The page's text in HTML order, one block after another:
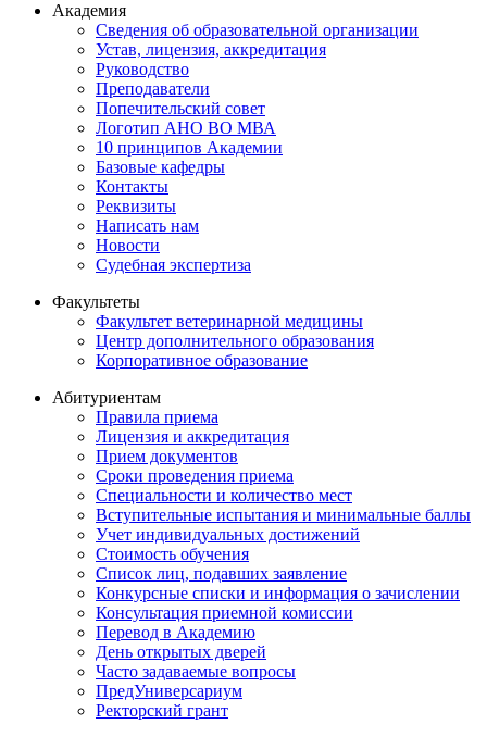
Академия
Сведения об образовательной организации
Устав, лицензия, аккредитация
Руководство
Преподаватели
Попечительский совет
Логотип АНО ВО МВА
10 принципов Академии
Базовые кафедры
Контакты
Реквизиты
Написать нам
Новости
Судебная экспертиза
Факультеты
Факультет ветеринарной медицины
Центр дополнительного образования
Корпоративное образование
Абитуриентам
Правила приема
Лицензия и аккредитация
Прием документов
Сроки проведения приема
Специальности и количество мест
Вступительные испытания и минимальные баллы
Учет индивидуальных достижений
Стоимость обучения
Список лиц, подавших заявление
Конкурсные списки и информация о зачислении
Консультация приемной комиссии
Перевод в Академию
День открытых дверей
Часто задаваемые вопросы
ПредУниверсариум
Ректорский грант